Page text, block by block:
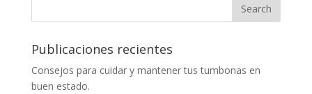
Publicaciones recientes
Consejos para cuidar y mantener tus tumbonas en
buen estado.